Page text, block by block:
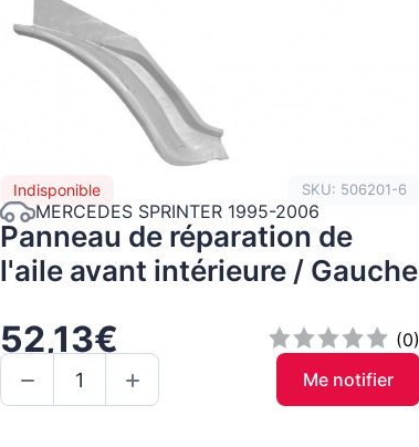
Indisponible SKU: 506201-6
MERCEDES SPRINTER 1995-2006
Panneau de réparation de
l'aile avant intérieure / Gauche
52,13€
(0)
Me notifier